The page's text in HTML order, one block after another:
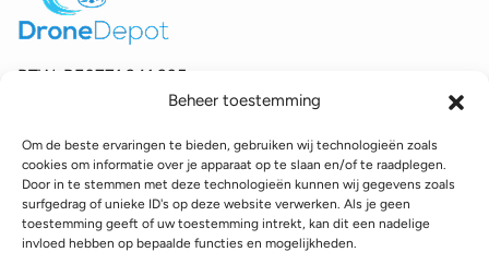
Beheer toestemming
Om de beste ervaringen te bieden, gebruiken wij technologieën zoals
cookies om informatie over je apparaat op te slaan en/of te raadplegen.
Door in te stemmen met deze technologieën kunnen wij gegevens zoals
surfgedrag of unieke ID's op deze website verwerken. Als je geen
toestemming geeft of uw toestemming intrekt, kan dit een nadelige
invloed hebben op bepaalde functies en mogelijkheden.
BTW: BE0771.941.935
© 2025 DroneDepot. Alle rechten voorbehouden.
RecyclagebijdrageRetourbeleidBetaalinformatie
VerzendinformatieToegankelijkheidsverklaring
Cookie policyPrivacy policyAlgemene voorwaarden
webshop gemaakt doorconversal